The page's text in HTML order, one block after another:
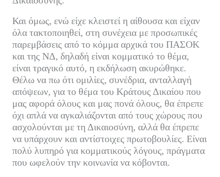
Και όμως, ενώ είχε κλειστεί η αίθουσα και είχαν
όλα τακτοποιηθεί, στη συνέχεια με προσωπικές
παρεμβάσεις από το κόμμα αρχικά του ΠΑΣΟΚ
και της ΝΔ, δηλαδή είναι κομματικό το θέμα,
είναι τραγικό αυτό, η εκδήλωση ακυρώθηκε.
Θέλω να πω ότι ομιλίες, συνέδρια, ανταλλαγή
απόψεων, για το θέμα του Κράτους Δικαίου που
μας αφορά όλους και μας πονά όλους, θα έπρεπε
όχι απλά να αγκαλιάζονται από τους χώρους που
ασχολούνται με τη Δικαιοσύνη, αλλά θα έπρεπε
να υπάρχουν και αντίστοιχες πρωτοβουλίες. Είναι
πολύ λυπηρό για κομματικούς λόγους, πράγματα
που ωφελούν την κοινωνία να κόβονται.